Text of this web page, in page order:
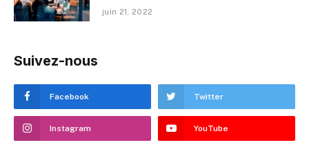
juin 21, 2022
Suivez-nous
Facebook Twitter
Instagram YouTube